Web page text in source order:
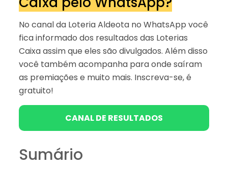
No canal da Loteria Aldeota no WhatsApp você
fica informado dos resultados das Loterias
Caixa assim que eles são divulgados. Além disso
você também acompanha para onde saíram
as premiações e muito mais. Inscreva-se, é
gratuito!
CANAL DE RESULTADOS
Sumário